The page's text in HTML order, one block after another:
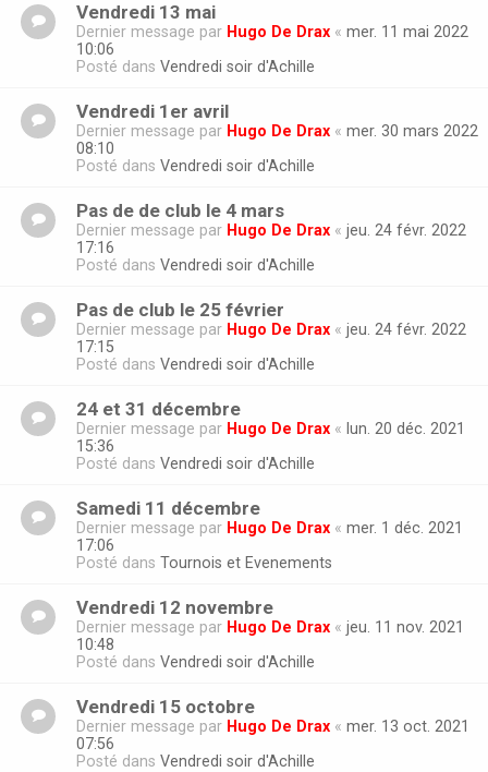
Vendredi 13 mai
Dernier message par Hugo De Drax « mer. 11 mai 2022
10:06
Posté dans Vendredi soir d'Achille
Vendredi 1er avril
Dernier message par Hugo De Drax « mer. 30 mars 2022
08:10
Posté dans Vendredi soir d'Achille
Pas de de club le 4 mars
Dernier message par Hugo De Drax « jeu. 24 févr. 2022
17:16
Posté dans Vendredi soir d'Achille
Pas de club le 25 février
Dernier message par Hugo De Drax « jeu. 24 févr. 2022
17:15
Posté dans Vendredi soir d'Achille
24 et 31 décembre
Dernier message par Hugo De Drax « lun. 20 déc. 2021
15:36
Posté dans Vendredi soir d'Achille
Samedi 11 décembre
Dernier message par Hugo De Drax « mer. 1 déc. 2021
17:06
Posté dans Tournois et Evenements
Vendredi 12 novembre
Dernier message par Hugo De Drax « jeu. 11 nov. 2021
10:48
Posté dans Vendredi soir d'Achille
Vendredi 15 octobre
Dernier message par Hugo De Drax « mer. 13 oct. 2021
07:56
Posté dans Vendredi soir d'Achille